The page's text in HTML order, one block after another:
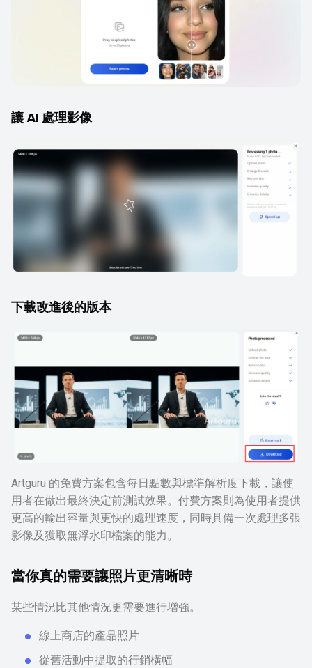
讓 AI 處理影像
下載改進後的版本
Artguru 的免費方案包含每日點數與標準解析度下載，讓使
用者在做出最終決定前測試效果。付費方案則為使用者提供
更高的輸出容量與更快的處理速度，同時具備一次處理多張
影像及獲取無浮水印檔案的能力。
當你真的需要讓照片更清晰時
某些情況比其他情況更需要進行增強。
線上商店的產品照片
從舊活動中提取的行銷橫幅